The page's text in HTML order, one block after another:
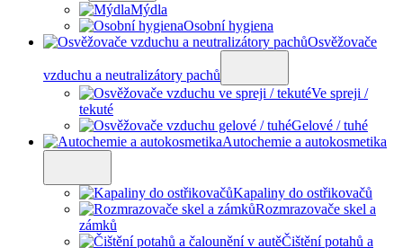
Mýdla
Osobní hygiena
Osvěžovače
vzduchu a neutralizátory pachů
Ve spreji /
tekuté
Gelové / tuhé
Autochemie a autokosmetika
Kapaliny do ostřikovačů
Rozmrazovače skel a
zámků
Čištění potahů a